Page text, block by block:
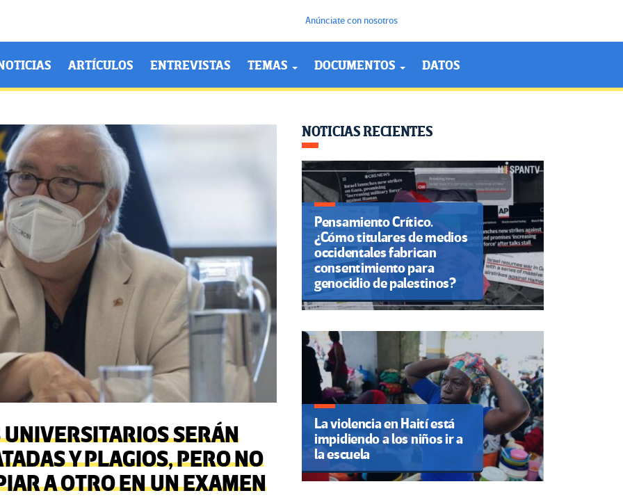
Anúnciate con nosotros
ARTÍCULOS ENTREVISTAS TEMAS DOCUMENTOS DATOS
SERÁN
Y PLAGIOS, PERO NO
A OTRO EN UN EXAMEN
NOTICIAS RECIENTES
Pensamiento Crítico.
¿Cómo titulares de medios
occidentales fabrican
consentimiento para
genocidio de palestinos?
La violencia en Haití está
impidiendo a los niños ir a
la escuela